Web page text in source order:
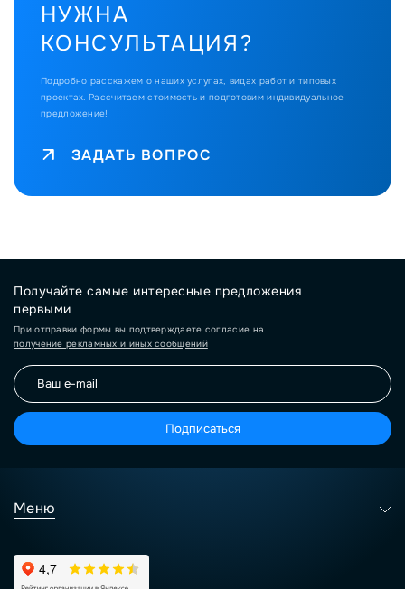
НУЖНА
КОНСУЛЬТАЦИЯ?
Подробно расскажем о наших услугах, видах работ и типовых
проектах. Рассчитаем стоимость и подготовим индивидуальное
предложение!
ЗАДАТЬ ВОПРОС
Получайте самые интересные предложения
первыми
При отправки формы вы подтверждаете согласие на
получение рекламных и иных сообщений
Подписаться
Меню